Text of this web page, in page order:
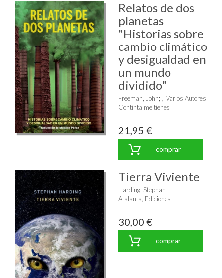
Relatos de dos
planetas
"Historias sobre
cambio climático
y desigualdad en
un mundo
dividido"
Freeman, John;
Varios Autores
Continta me tienes
21,95 €
comprar
Tierra Viviente
Harding, Stephan
Atalanta, Ediciones
30,00 €
comprar